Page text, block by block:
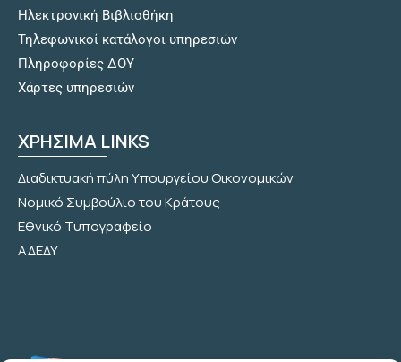
Hλεκτρονική Βιβλιοθήκη
Τηλεφωνικοί κατάλογοι υπηρεσιών
Πληροφορίες ΔΟΥ
Χάρτες υπηρεσιών
ΧΡΗΣΙΜΑ LINKS
Διαδικτυακή πύλη Υπουργείου Οικονομικών
Νομικό Συμβούλιο του Κράτους
Εθνικό Τυπογραφείο
ΑΔΕΔΥ